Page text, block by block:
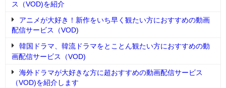
ス（VOD)を紹介
アニメが大好き！新作をいち早く観たい方におすすめの動画
配信サービス（VOD)
韓国ドラマ、韓流ドラマをとことん観たい方におすすめの動
画配信サービス（VOD)
海外ドラマが大好きな方に超おすすめの動画配信サービス
（VOD)を紹介します